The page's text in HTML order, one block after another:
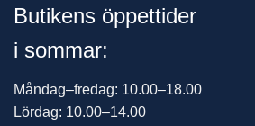
Butikens öppettider
i sommar:
Måndag–fredag: 10.00–18.00
Lördag: 10.00–14.00